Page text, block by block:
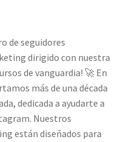
de seguidores
dirigido con nuestra
de vanguardia! 🚀 En
más de una década
dedicada a ayudarte a
Nuestros
están diseñados para